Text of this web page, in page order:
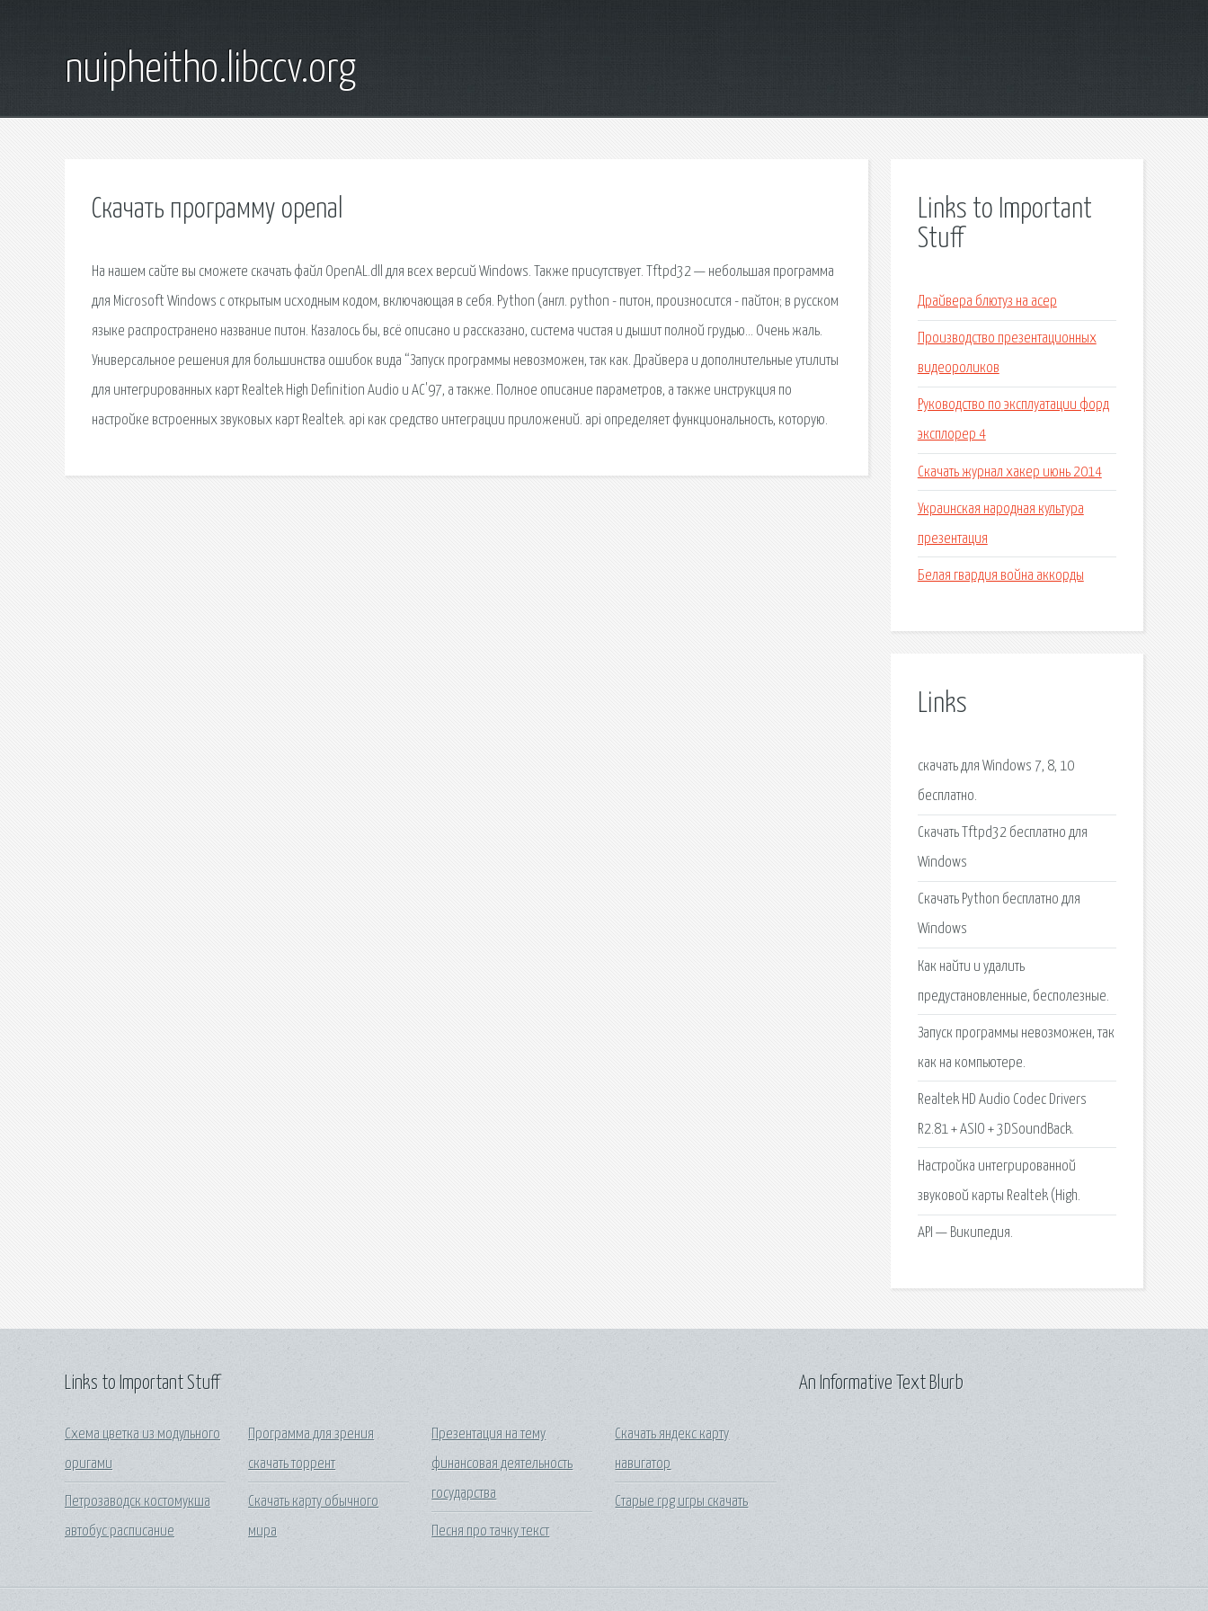
nuipheitho.libccv.org
Скачать программу openal
На нашем сайте вы сможете скачать файл OpenAL.dll для всех версий Windows. Также присутствует. Tftpd32 — небольшая программа
для Microsoft Windows с открытым исходным кодом, включающая в себя. Python (англ. python - питон, произносится - пайтон; в русском
языке распространено название питон. Казалось бы, всё описано и рассказано, система чистая и дышит полной грудью… Очень жаль.
Универсальное решения для большинства ошибок вида “Запуск программы невозможен, так как. Драйвера и дополнительные утилиты
для интегрированных карт Realtek High Definition Audio и AC'97, а также. Полное описание параметров, а также инструкция по
настройке встроенных звуковых карт Realtek. api как средство интеграции приложений. api определяет функциональность, которую.
Links to Important
Stuff
Драйвера блютуз на асер
Производство презентационных
видеороликов
Руководство по эксплуатации форд
эксплорер 4
Скачать журнал хакер июнь 2014
Украинская народная культура
презентация
Белая гвардия война аккорды
Links
скачать для Windows 7, 8, 10
бесплатно.
Скачать Tftpd32 бесплатно для
Windows
Скачать Python бесплатно для
Windows
Как найти и удалить
предустановленные, бесполезные.
Запуск программы невозможен, так
как на компьютере.
Realtek HD Audio Codec Drivers
R2.81 + ASIO + 3DSoundBack.
Настройка интегрированной
звуковой карты Realtek (High.
API — Википедия.
Links to Important Stuff
Схема цветка из модульного
оригами
Петрозаводск костомукша
автобус расписание
Программа для зрения
скачать торрент
Скачать карту обычного
мира
Презентация на тему
финансовая деятельность
государства
Песня про тачку текст
Скачать яндекс карту
навигатор
Старые rpg игры скачать
An Informative Text Blurb